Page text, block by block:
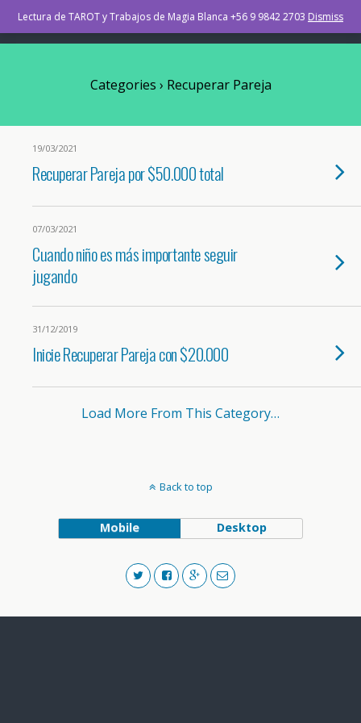
TAROT Osorno Chile
Categories › Recuperar Pareja
19/03/2021
Recuperar Pareja por $50.000 total
07/03/2021
Cuando niño es más importante seguir
jugando
31/12/2019
Inicie Recuperar Pareja con $20.000
Load More From This Category…
Back to top
Mobile Desktop
Lectura de TAROT y Trabajos de Magia Blanca +56 9 9842 2703 Dismiss